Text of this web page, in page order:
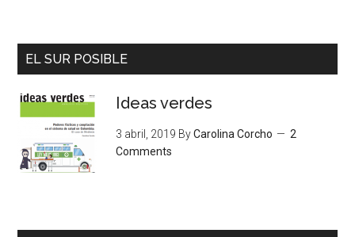
EL SUR POSIBLE
Ideas verdes
3 abril, 2019 ByCarolina Corcho
2
Comments